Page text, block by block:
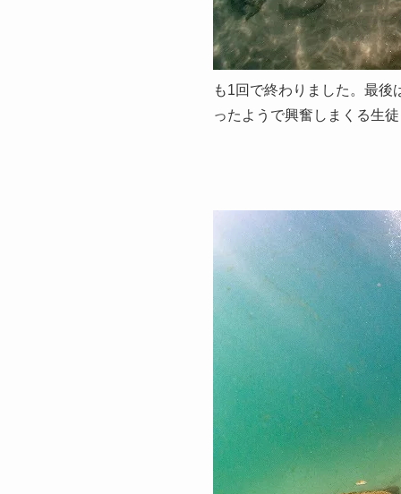
も1回で終わりました。最
ったようで興奮しまくる生